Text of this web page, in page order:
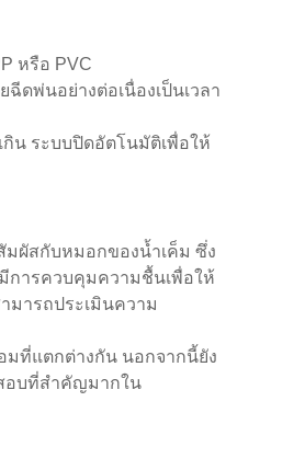
หรือ PVC
ดพ่นอย่างต่อเนื่องเป็นเวลา
น ระบบปิดอัตโนมัติเพื่อให้
มผัสกับหมอกของน้ำเค็ม ซึ่ง
การควบคุมความชื้นเพื่อให้
มารถประเมินความ
ที่แตกต่างกัน นอกจากนี้ยัง
อบที่สำคัญมากใน